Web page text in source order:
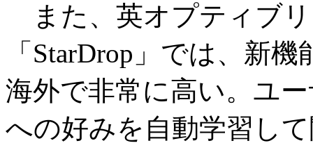
また、英オプティブ
「StarDrop」では、新
海外で非常に高い。ユ
への好みを自動学習し